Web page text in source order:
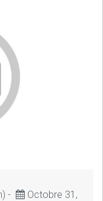
-
Octobre 31,